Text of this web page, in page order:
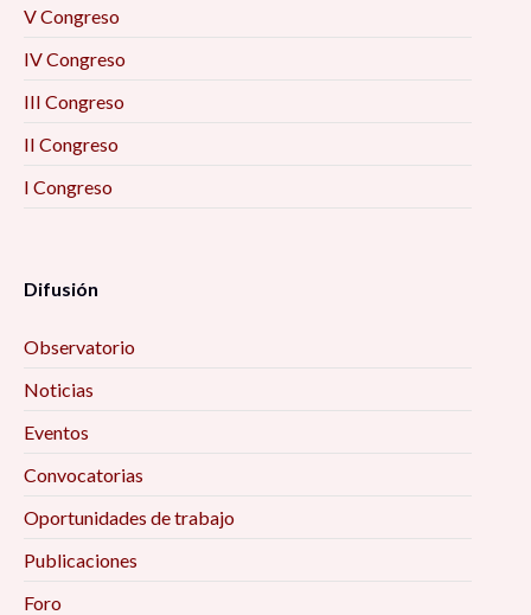
V Congreso
IV Congreso
III Congreso
II Congreso
I Congreso
Difusión
Observatorio
Noticias
Eventos
Convocatorias
Oportunidades de trabajo
Publicaciones
Foro